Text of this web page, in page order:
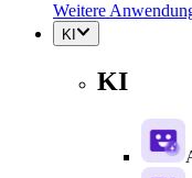
Weitere
KI
KI